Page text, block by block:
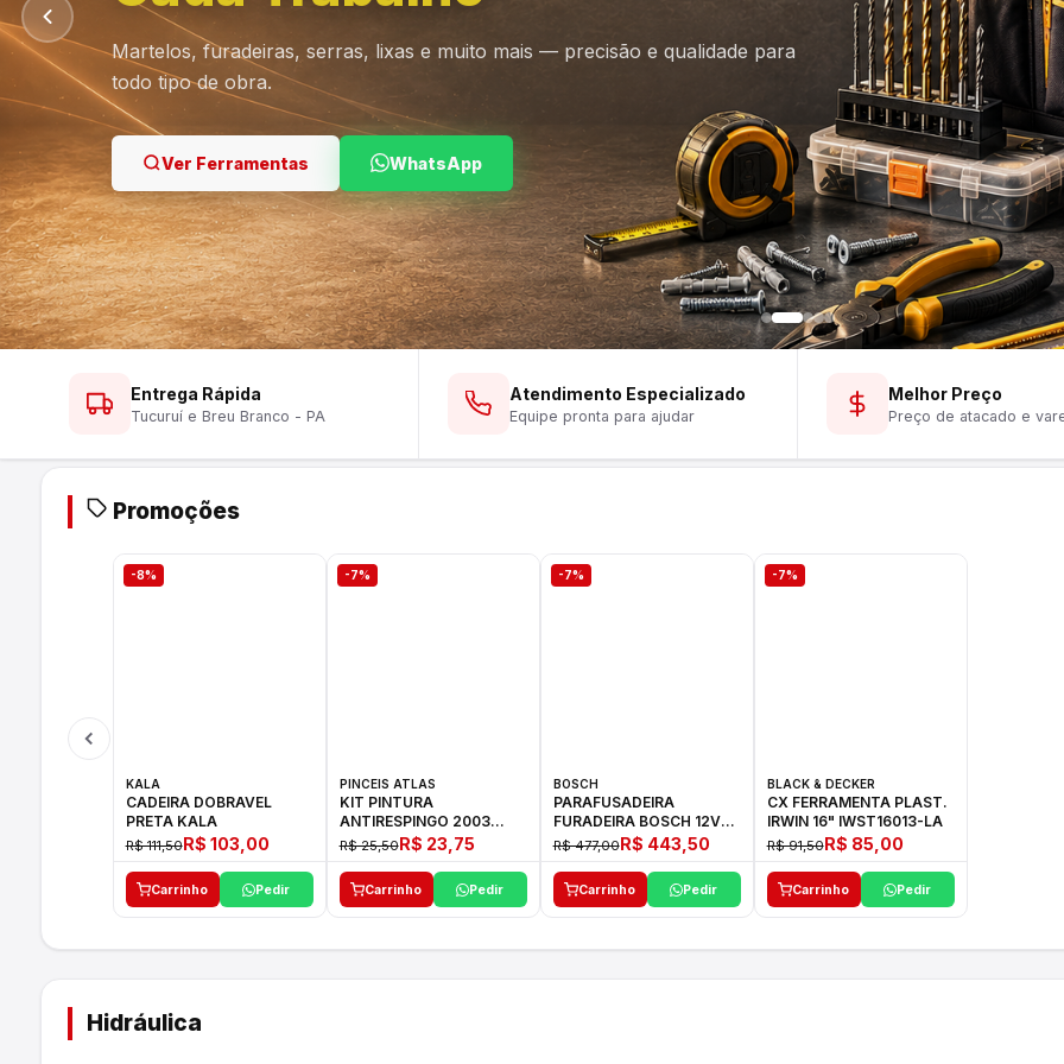
Ver Lustres WhatsApp
Martelos, furadeiras, serras, lixas e muito mais — precisão e qualidade para
todo tipo de obra.
Ver Ferramentas WhatsApp
Ver Tintas WhatsApp
Entrega Rápida
Tucuruí e Breu Branco - PA
Atendimento Especializado
Equipe pronta para ajudar
Melhor Preço
Preço de atacado e
Promoções
-8%
KALA
CADEIRA DOBRAVEL
PRETA KALA
R$ 111,50R$ 103,00
Carrinho Pedir
-7%
PINCEIS ATLAS
KIT PINTURA
ANTIRESPINGO 2003
ATLAS 03 PCS
R$ 25,50R$ 23,75
Carrinho Pedir
-7%
BOSCH
PARAFUSADEIRA
FURADEIRA BOSCH 12V
GSR 1000 SMART
R$ 477,00R$ 443,50
Carrinho Pedir
-7%
BLACK & DECKER
CX FERRAMENTA PLAST.
IRWIN 16" IWST16013-LA
R$ 91,50R$ 85,00
Carrinho Pedir
Hidráulica